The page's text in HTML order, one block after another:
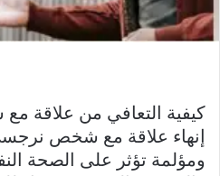
كيفية التعافي من
إنهاء علاقة مع شخص
ومؤلمة تؤثر على الصحة